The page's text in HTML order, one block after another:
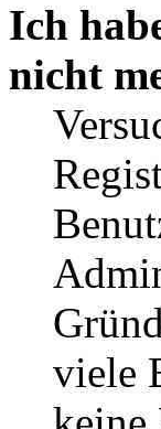
Ich
nicht
viele